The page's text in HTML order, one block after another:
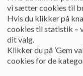
Eksempel 1:
En dreng opleves
urolig,
sammen med mange
forskellige tiltag,
vi sætter cookies til
Hvis du klikker på
cookies til statistik –
dit valg.
Klikker du på ’Gem
cookies for de